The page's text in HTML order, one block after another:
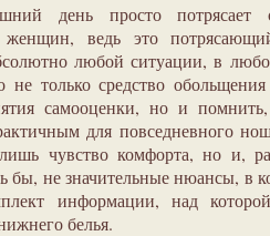
день просто потрясает
женщин, ведь это
любой ситуации, в
только средство
самооценки, но и
для повседневного
чувство комфорта, но и,
бы, не значительные нюансы, в
информации, над
белья.